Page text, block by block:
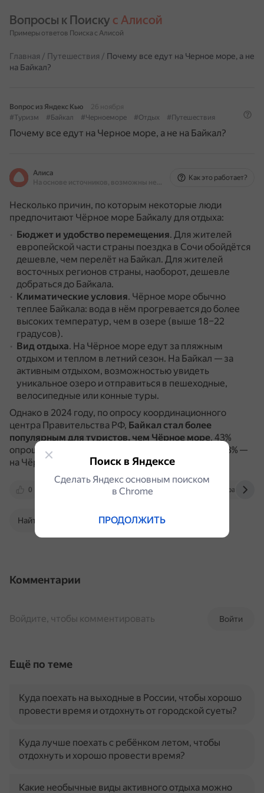
Вопросы к Поиску с Алисой
Примеры ответов Поиска с Алисой
Главная / Путешествия / Почему все едут на Черное море, а не
на Байкал?
Вопрос из Яндекс Кью
26 ноября
#Туризм
#Байкал #Черноеморе #Отдых #Путешествия
Почему все едут на Черное море, а не на Байкал?
Алиса
На основе источников, возможны неточности
Как это работает?
Несколько причин, по которым некоторые люди
предпочитают Чёрное море Байкалу для отдыха:
Бюджет и удобство перемещения. Для жителей
европейской части страны поездка в Сочи обойдётся
дешевле, чем перелёт на Байкал. Для жителей
восточных регионов страны, наоборот, дешевле
добраться до Байкала.
Климатические условия. Чёрное море обычно
теплее Байкала: вода в нём прогревается до более
высоких температур, чем в озере (выше 18–22
градусов).
Вид отдыха. На Чёрное море едут за пляжным
отдыхом и теплом в летний сезон. На Байкал — за
активным отдыхом, возможностью увидеть
уникальное озеро и отправиться в пешеходные,
велосипедные или конные туры.
Однако в 2024 году, по опросу координационного
центра Правительства РФ, Байкал стал более
популярным для туристов, чем Чёрное море. 43%
опрошенных хотят провести отпуск на Байкале, 33% —
на Чёрном море, а 32% — на побережье Крыма.
0 yandex.ru www.vestum.ru
Найти в Поиске
Комментарии
Войти
Войдите, чтобы комментировать
Ещё по теме
Куда поехать на выходные в России, чтобы хорошо
провести время и отдохнуть от городской суеты?
Куда лучше поехать с ребёнком летом, чтобы
отдохнуть и хорошо провести время?
Какие необычные виды активного отдыха можно
Поиск в Яндексе
Сделать Яндекс основным поиском
в Сhrome
ПРОДОЛЖИТЬ